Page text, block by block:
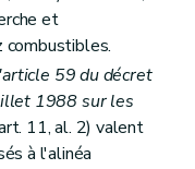
et
59 du décret
1988 sur les
11, al. 2) valent
à l'alinéa